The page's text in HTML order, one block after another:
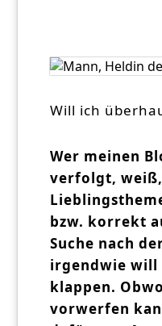
Will ich
Wer meinen
verfolgt, weiß,
bzw. korrekt
Suche nach
irgendwie will
klappen.
vorwerfen